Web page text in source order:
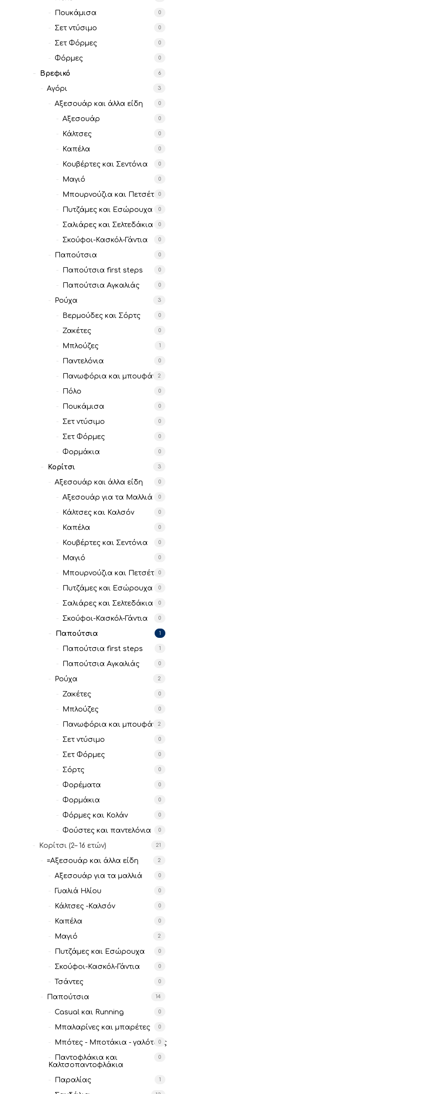
Πουκάμισα 0
Σετ ντύσιμο 0
Σετ Φόρμες 0
Φόρμες 0
Βρεφικό 6
Αγόρι 3
Αξεσουάρ και άλλα είδη 0
Αξεσουάρ 0
Κάλτσες 0
Καπέλα 0
Κουβέρτες και Σεντόνια 0
Μαγιό 0
Μπουρνούζια και Πετσέτες
0
Πυτζάμες και Εσώρουχα 0
Σαλιάρες και Σελτεδάκια 0
Σκούφοι-Κασκόλ-Γάντια 0
Παπούτσια 0
Παπούτσια first steps 0
Παπούτσια Αγκαλιάς 0
Ρούχα 3
Βερμούδες και Σόρτς 0
Ζακέτες 0
Μπλούζες 1
Παντελόνια 0
Πανωφόρια και μπουφάν 2
Πόλο 0
Πουκάμισα 0
Σετ ντύσιμο 0
Σετ Φόρμες 0
Φορμάκια 0
Κορίτσι 3
Αξεσουάρ και άλλα είδη 0
Αξεσουάρ για τα Μαλλιά 0
Κάλτσες και Καλσόν 0
Καπέλα 0
Κουβέρτες και Σεντόνια 0
Μαγιό 0
Μπουρνούζια και Πετσέτες
0
Πυτζάμες και Εσώρουχα 0
Σαλιάρες και Σελτεδάκια 0
Σκούφοι-Κασκόλ-Γάντια 0
Παπούτσια 1
Παπούτσια first steps 1
Παπούτσια Αγκαλιάς 0
Ρούχα 2
Ζακέτες 0
Μπλούζες 0
Πανωφόρια και μπουφάν 2
Σετ ντύσιμο 0
Σετ Φόρμες 0
Σόρτς 0
Φορέματα 0
Φορμάκια 0
Φόρμες και Κολάν 0
Φούστες και παντελόνια 0
Κορίτσι (2– 16 ετών) 21
=Αξεσουάρ και άλλα είδη 2
Αξεσουάρ για τα μαλλιά 0
Γυαλιά Ηλίου 0
Κάλτσες -Καλσόν 0
Καπέλα 0
Μαγιό 2
Πυτζάμες και Εσώρουχα 0
Σκούφοι-Κασκόλ-Γάντια 0
Τσάντες 0
Παπούτσια 14
Casual και Running 0
Μπαλαρίνες και μπαρέτες 0
Μπότες - Μποτάκια - γαλότσες
0
Παντοφλάκια και
Καλτσοπαντοφλάκια
0
Παραλίας 1